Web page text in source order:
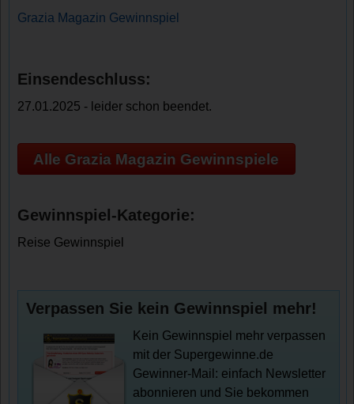
Grazia Magazin Gewinnspiel
Einsendeschluss:
27.01.2025 - leider schon beendet.
Alle Grazia Magazin Gewinnspiele
Gewinnspiel-Kategorie:
Reise Gewinnspiel
Verpassen Sie kein Gewinnspiel mehr!
Kein Gewinnspiel mehr verpassen
mit der Supergewinne.de
Gewinner-Mail: einfach Newsletter
abonnieren und Sie bekommen